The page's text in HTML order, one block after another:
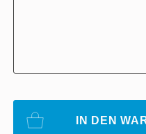
IN DEN